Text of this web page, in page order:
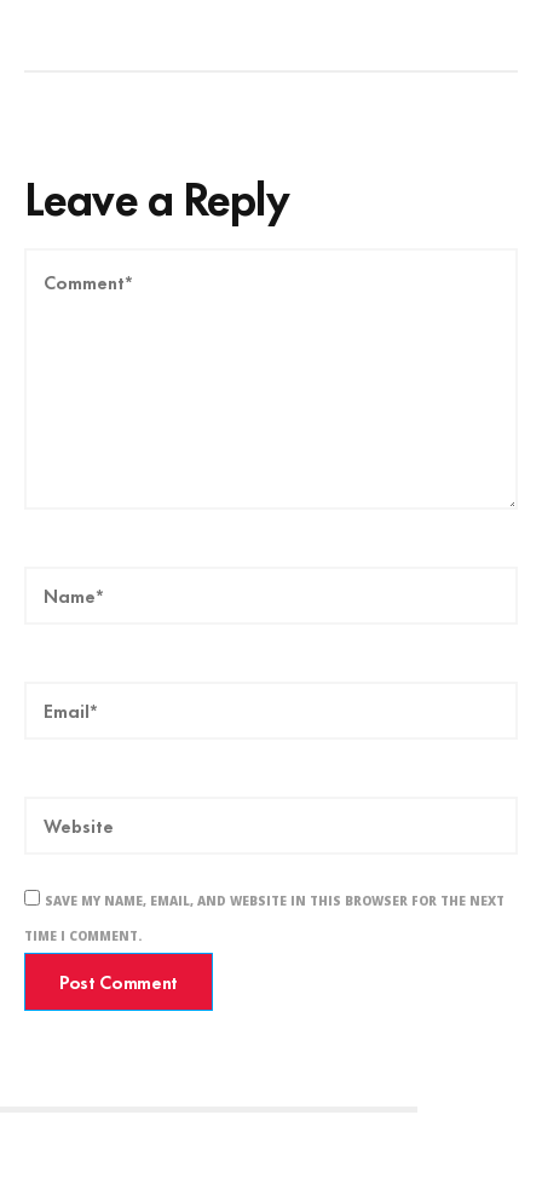
Leave a Reply
SAVE MY NAME, EMAIL, AND WEBSITE IN THIS BROWSER FOR THE NEXT
TIME I COMMENT.